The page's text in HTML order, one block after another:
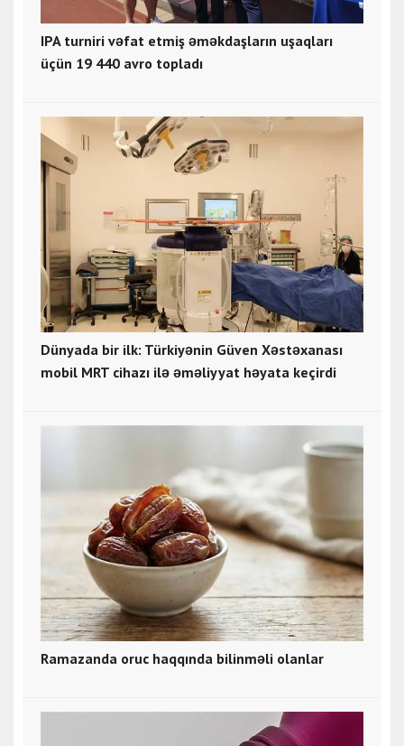
IPA turniri vəfat etmiş əməkdaşların uşaqları
üçün 19 440 avro topladı
Dünyada bir ilk: Türkiyənin Güven Xəstəxanası
mobil MRT cihazı ilə əməliyyat həyata keçirdi
Ramazanda oruc haqqında bilinməli olanlar